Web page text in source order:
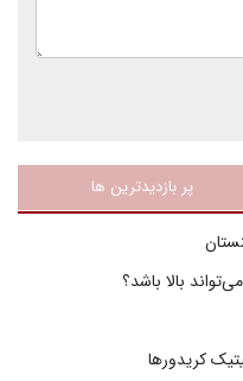
پر بازدیدترین ها
بالا باشد؟
کریدورها